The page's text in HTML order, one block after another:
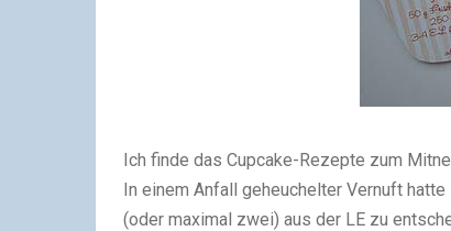
Ich finde das Cupcake-Rezepte zum
In einem Anfall geheuchelter Vernuft
(oder maximal zwei) aus der LE zu